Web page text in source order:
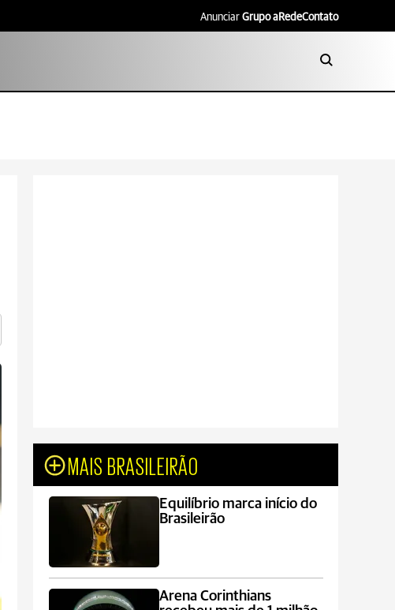
Anunciar Grupo aRedeContato
MAIS BRASILEIRÃO
Equilíbrio marca início do
Brasileirão
Arena Corinthians